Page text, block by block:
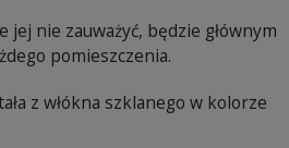
nie zauważyć, będzie głównym
pomieszczenia.
z włókna szklanego w kolorze